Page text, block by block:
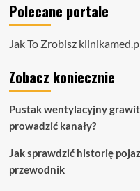
Polecane portale
Jak To Zrobisz
Zobacz koniecznie
Pustak wentylacyjny
prowadzić kanały?
Jak sprawdzić historię
przewodnik